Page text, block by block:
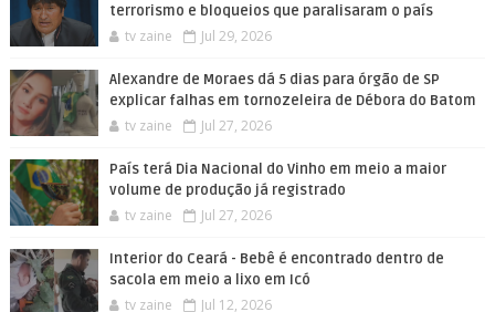
terrorismo e bloqueios que paralisaram o país
tv zaine Jul 29, 2026
Alexandre de Moraes dá 5 dias para órgão de SP
explicar falhas em tornozeleira de Débora do Batom
tv zaine Jul 27, 2026
País terá Dia Nacional do Vinho em meio a maior
volume de produção já registrado
tv zaine Jul 27, 2026
Interior do Ceará - Bebê é encontrado dentro de
sacola em meio a lixo em Icó
tv zaine Jul 12, 2026